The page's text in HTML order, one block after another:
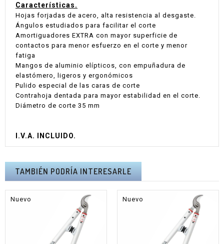
Características.
Hojas forjadas de acero, alta resistencia al desgaste.
Ángulos estudiados para facilitar el corte
Amortiguadores EXTRA con mayor superficie de
contactos para menor esfuerzo en el corte y menor
fatiga
Mangos de aluminio elípticos, con empuñadura de
elastómero, ligeros y ergonómicos
Pulido especial de las caras de corte
Contrahoja dentada para mayor estabilidad en el corte.
Diámetro de corte 35 mm
I.V.A. INCLUIDO.
TAMBIÉN PODRÍA INTERESARLE
Nuevo Nuevo